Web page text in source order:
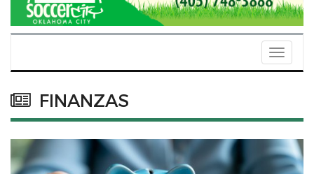
Toggle
FINANZAS